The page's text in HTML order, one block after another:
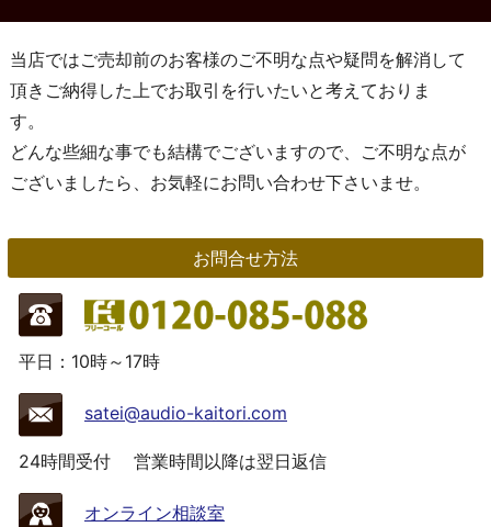
当店ではご売却前のお客様のご不明な点や疑問を解消して
頂きご納得した上でお取引を行いたいと考えておりま
す。
どんな些細な事でも結構でございますので、ご不明な点が
ございましたら、お気軽にお問い合わせ下さいませ。
お問合せ方法
平日：10時～17時
satei@audio-kaitori.com
24時間受付 営業時間以降は翌日返信
オンライン相談室